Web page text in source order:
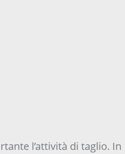
l’attività di taglio. In